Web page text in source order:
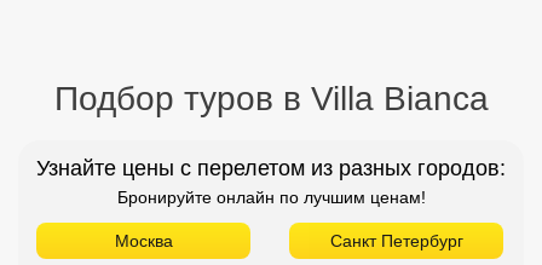
Подбор туров в Villa Bianca
Узнайте цены с перелетом из разных городов:
Бронируйте онлайн по лучшим ценам!
Москва Санкт Петербург